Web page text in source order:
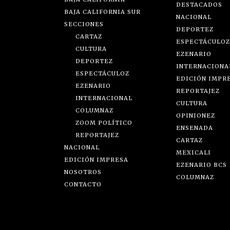
BAJA CALIFORNIA SUR
SECCIONES
CARTAZ
CULTURA
DEPORTEZ
ESPECTÁCULOZ
EZENARIO
INTERNACIONAL
COLUMNAZ
ZOOM POLÍTICO
REPORTAJEZ
NACIONAL
EDICIÓN IMPRESA
NOSOTROS
CONTACTO
DESTACADOS
NACIONAL
DEPORTEZ
ESPECTÁCULOZ
EZENARIO
EDICIÓN
REPORTAJEZ
CULTURA
OPINIONEZ
ENSENADA
CARTAZ
MEXICALI
EZENARIO BCS
COLUMNAZ